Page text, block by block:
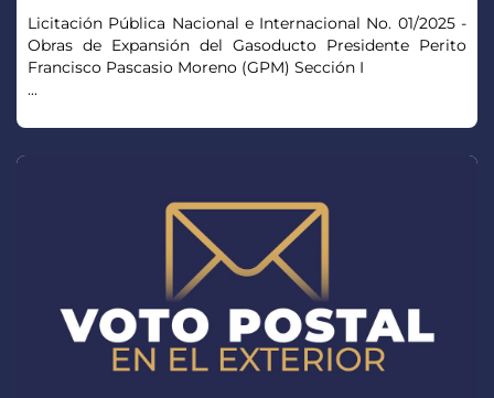
Licitación Pública Nacional e Internacional No. 01/2025 -
Obras de Expansión del Gasoducto Presidente Perito
Francisco Pascasio Moreno (GPM) Sección I
...